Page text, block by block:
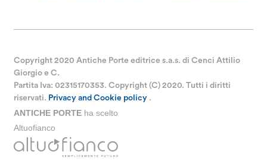
Copyright 2020 Antiche Porte editrice s.a.s. di Cenci Attilio
Giorgio e C.
Partita Iva: 02315170353. Copyright (C) 2020. Tutti i diritti
riservati. Privacy and Cookie policy .
ANTICHE PORTE ha scelto
Altuofianco